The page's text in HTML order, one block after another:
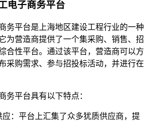
电子商务平台
务平台是上海地区建设工程行业的一种
为营造商提供了一个集采购、销售、招
合性平台。通过该平台，营造商可以方
采购需求、参与招投标活动，并进行在
务平台具有以下特点：
应：平台上汇集了众多犹质供应商，提